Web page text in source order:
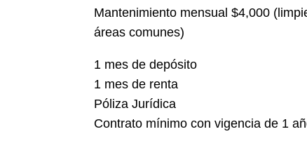
Mantenimiento mensual $4,000
áreas comunes)
1 mes de depósito
1 mes de renta
Póliza Jurídica
Contrato mínimo con vigencia de 1